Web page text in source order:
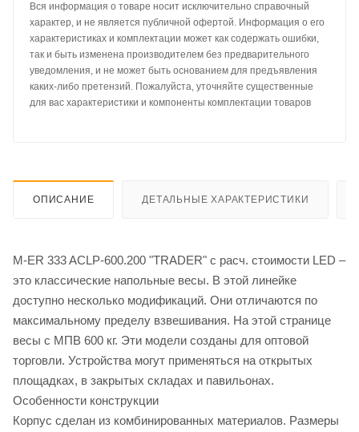
Вся информация о товаре носит исключительно справочный
характер, и не является публичной офертой. Информация о его
характеристиках и комплектации может как содержать ошибки,
так и быть изменена производителем без предварительного
уведомления, и не может быть основанием для предъявления
каких-либо претензий. Пожалуйста, уточняйте существенные
для вас характеристики и компоненты комплектации товаров
ОПИСАНИЕ ДЕТАЛЬНЫЕ ХАРАКТЕРИСТИКИ
M-ER 333 ACLP-600.200 "TRADER" с расч. стоимости LED –
это классические напольные весы. В этой линейке
доступно несколько модификаций. Они отличаются по
максимальному пределу взвешивания. На этой странице
весы с МПВ 600 кг. Эти модели созданы для оптовой
торговли. Устройства могут применяться на открытых
площадках, в закрытых складах и павильонах.
Особенности конструкции
Корпус сделан из комбинированных материалов. Размеры